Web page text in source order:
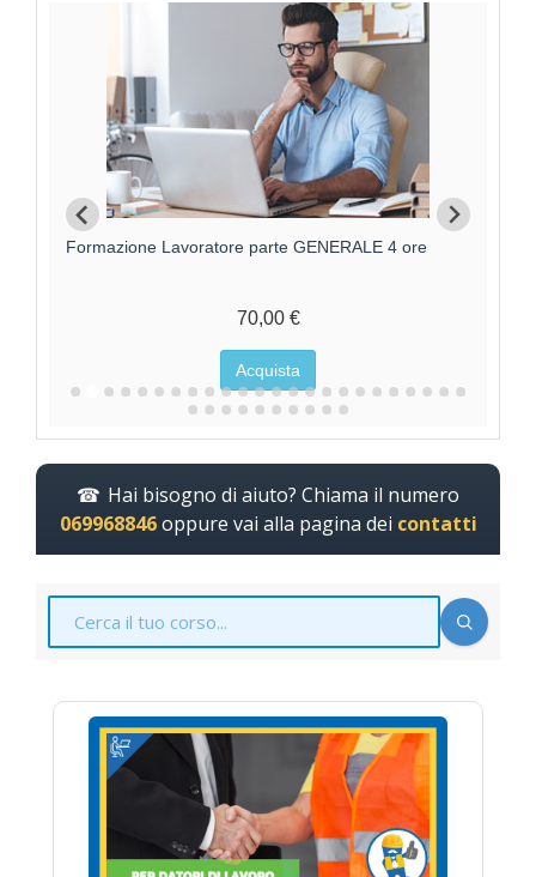
Formazione Lavoratori parte GENERALE +
95,00 €
Acquista
Hai bisogno di aiuto? Chiama il numero
069968846oppure vai alla pagina dei contatti